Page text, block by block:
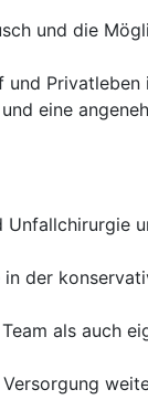
und die
Privatleben
eine
Unfallchirurgie
in der
als auch